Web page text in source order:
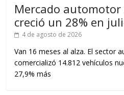
Mercado
creció un 28% en
4 de agosto de 2026
Van 16 meses al alza. El sector
comercializó 14.812 vehículos
27,9% más